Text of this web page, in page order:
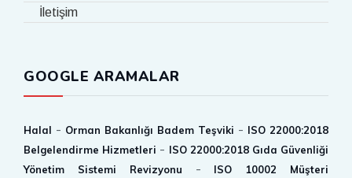
İletişim
GOOGLE ARAMALAR
Halal - Orman Bakanlığı Badem Teşviki - ISO 22000:2018
Belgelendirme Hizmetleri - ISO 22000:2018 Gıda Güvenliği
Yönetim Sistemi Revizyonu
-
ISO 10002 Müşteri